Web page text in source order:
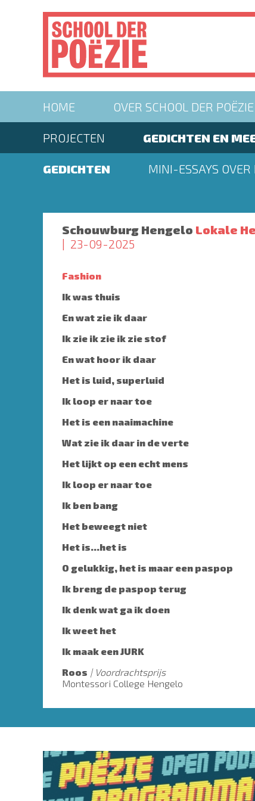
navigationHOME OVER SCHOOL DER POËZIE
PROJECTEN GEDICHTEN EN
GEDICHTEN MINI-ESSAYS OVER
Schouwburg Hengelo Lokale
23-09-2025
Fashion
Ik was thuis
En wat zie ik daar
Ik zie ik zie ik zie stof
En wat hoor ik daar
Het is luid, superluid
Ik loop er naar toe
Het is een naaimachine
Wat zie ik daar in de verte
Het lijkt op een echt mens
Ik loop er naar toe
Ik ben bang
Het beweegt niet
Het is…het is
O gelukkig, het is maar een paspop
Ik breng de paspop terug
Ik denk wat ga ik doen
Ik weet het
Ik maak een JURK
Roos
Voordrachtsprijs
Montessori College Hengelo